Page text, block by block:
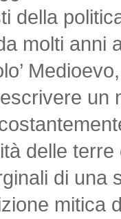
della
molti
un
delle
di una
mitica